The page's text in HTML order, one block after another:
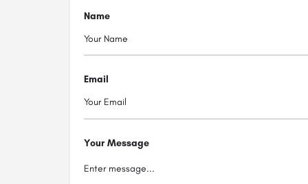
Name
Email
Your Message